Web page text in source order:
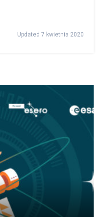
Updated 7 kwietnia 2020